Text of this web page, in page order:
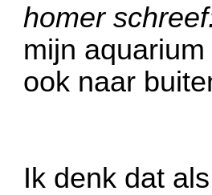
homer
mijn
ook naar
Ik denk dat